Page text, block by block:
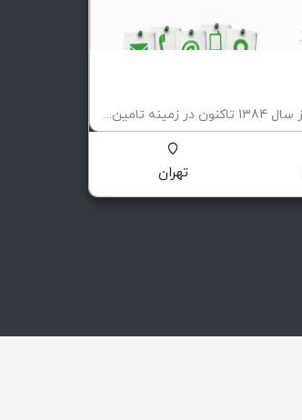
مجموعه تهران ابزار از سال 1384 تاکنون در زمینه تامین تمامی تجهیزات مورد نیاز صنایع پیشران ، کارگاه ها…
تهران